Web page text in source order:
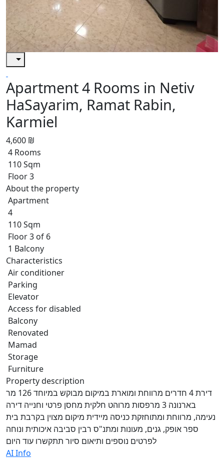
Apartment 4 Rooms in Netiv
HaSayarim, Ramat Rabin,
Karmiel
4,600 ₪
4 Rooms
110 Sqm
Floor 3
About the property
Apartment
4
110 Sqm
Floor 3 of 6
1 Balcony
Characteristics
Air conditioner
Parking
Elevator
Access for disabled
Balcony
Renovated
Mamad
Storage
Furniture
Property description
דירת 4 חדרים מרווחת ומוארת במיקום מבוקש במיוחד 126 מר
בארנונה 3 מרפסות מרוהט חלקית מחסן פרטי וחנייה דירה
נעימה, מרווחת ומתוחזקת כניסה מיידית מיקום מצוין בקרבת בית
ספר אופק, גנים, מעונות ומתנ"ס רבין סביבה איכותית ונוחה
לפרטים נוספים ותיאום סיור תתקשרו עוד היום
AI Info